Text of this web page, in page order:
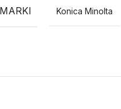
Konica Minolta